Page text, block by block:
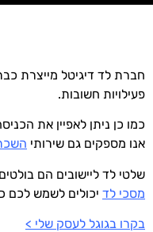
חברת לד דיגיטל מייצרת כבר 30 שנים שלטי לד לכל סוגי הלקוחות, ביניהם שלטי לד לערים
פעילויות חשובות.
כמו כן ניתן לאפיין את
אנו מספקים גם שירותי
שלטי לד ליישובים הם
מסכי לד יכולים לשמש לכם
בקרו בגוגל לעסק שלי >